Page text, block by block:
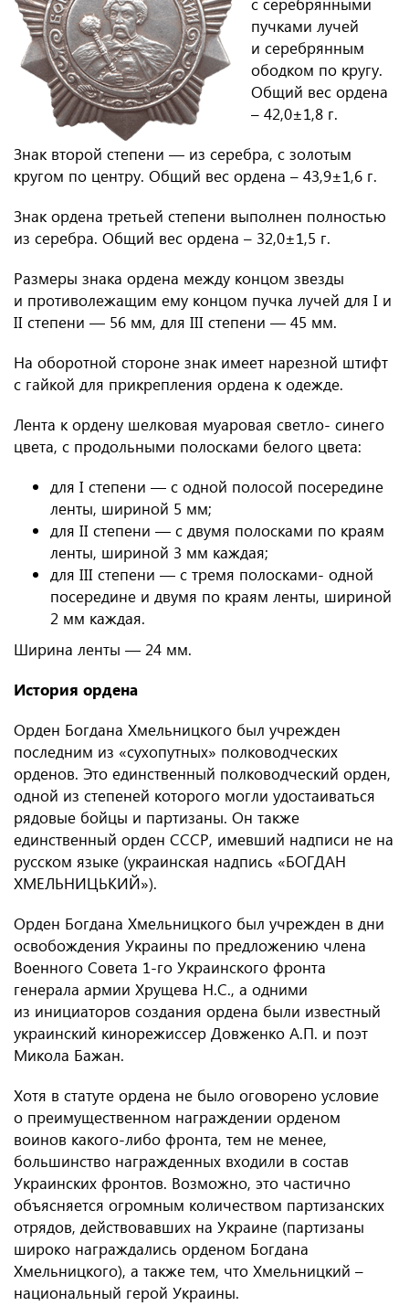
пучками лучей
и серебрянным
ободком по кругу.
Общий вес ордена
– 42,0±1,8 г.
Знак второй степени — из серебра, с золотым
кругом по центру. Общий вес ордена – 43,9±1,6 г.
Знак ордена третьей степени выполнен полностью
из серебра. Общий вес ордена – 32,0±1,5 г.
Размеры знака ордена между концом звезды
и противолежащим ему концом пучка лучей для I и
II степени — 56 мм, для III степени — 45 мм.
На оборотной стороне знак имеет нарезной штифт
с гайкой для прикрепления ордена к одежде.
Лента к ордену шелковая муаровая светло- синего
цвета, с продольными полосками белого цвета:
для I степени — с одной полосой посередине
ленты, шириной 5 мм;
для II степени — с двумя полосками по краям
ленты, шириной 3 мм каждая;
для III степени — с тремя полосками- одной
посередине и двумя по краям ленты, шириной
2 мм каждая.
Ширина ленты — 24 мм.
История ордена
Орден Богдана Хмельницкого был учрежден
последним из «сухопутных» полководческих
орденов. Это единственный полководческий орден,
одной из степеней которого могли удостаиваться
рядовые бойцы и партизаны. Он также
единственный орден СССР, имевший надписи не на
русском языке (украинская надпись «БОГДАН
ХМЕЛЬНИЦЬКИЙ»).
Орден Богдана Хмельницкого был учрежден в дни
освобождения Украины по предложению члена
Военного Совета 1-го Украинского фронта
генерала армии Хрущева Н.С., а одними
из инициаторов создания ордена были известный
украинский кинорежиссер Довженко А.П. и поэт
Микола Бажан.
Хотя в статуте ордена не было оговорено условие
о преимущественном награждении орденом
воинов какого-либо фронта, тем не менее,
большинство награжденных входили в состав
Украинских фронтов. Возможно, это частично
объясняется огромным количеством партизанских
отрядов, действовавших на Украине (партизаны
широко награждались орденом Богдана
Хмельницкого), а также тем, что Хмельницкий –
национальный герой Украины.